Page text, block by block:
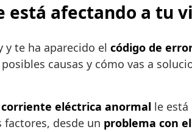
está afectando a tu
y te ha aparecido el código de
causas y cómo vas a
corriente eléctrica anormal le
desde un problema con